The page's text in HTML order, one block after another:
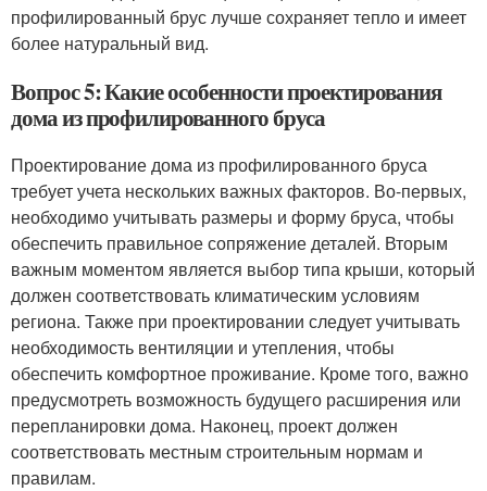
профилированный брус лучше сохраняет тепло и имеет
более натуральный вид.
Вопрос 5: Какие особенности проектирования
дома из профилированного бруса
Проектирование дома из профилированного бруса
требует учета нескольких важных факторов. Во-первых,
необходимо учитывать размеры и форму бруса, чтобы
обеспечить правильное сопряжение деталей. Вторым
важным моментом является выбор типа крыши, который
должен соответствовать климатическим условиям
региона. Также при проектировании следует учитывать
необходимость вентиляции и утепления, чтобы
обеспечить комфортное проживание. Кроме того, важно
предусмотреть возможность будущего расширения или
перепланировки дома. Наконец, проект должен
соответствовать местным строительным нормам и
правилам.